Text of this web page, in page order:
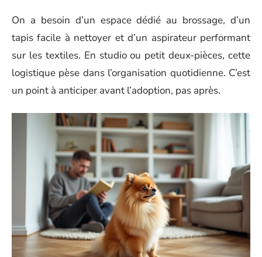
On a besoin d’un espace dédié au brossage, d’un
tapis facile à nettoyer et d’un aspirateur performant
sur les textiles. En studio ou petit deux-pièces, cette
logistique pèse dans l’organisation quotidienne. C’est
un point à anticiper avant l’adoption, pas après.